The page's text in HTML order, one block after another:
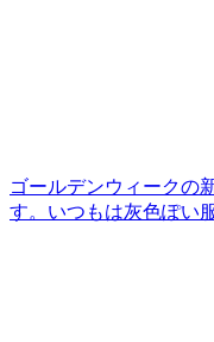
ゴールデンウィークの
す。いつもは灰色ぽい